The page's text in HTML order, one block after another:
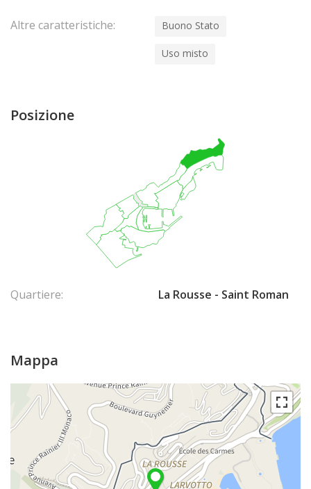
Altre caratteristiche: Buono Stato
Uso misto
Posizione
Quartiere: La Rousse - Saint Roman
Mappa